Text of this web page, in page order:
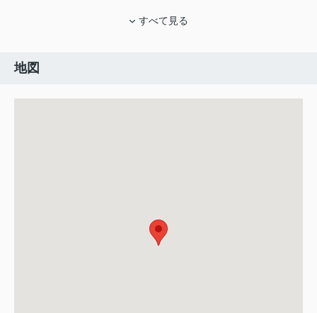
すべて見る
地図